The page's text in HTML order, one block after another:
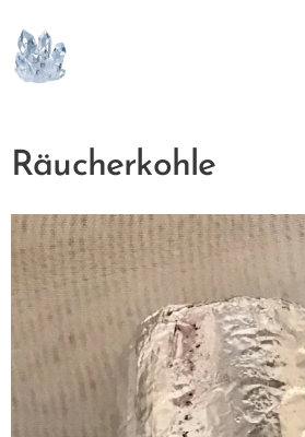
Räucherkohle